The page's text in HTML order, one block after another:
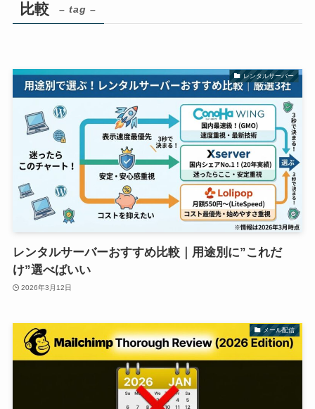
比較 – tag –
レンタルサーバー
レンタルサーバーおすすめ比較｜用途別に”これだ
け”選べばいい
2026年3月12日
メール配信